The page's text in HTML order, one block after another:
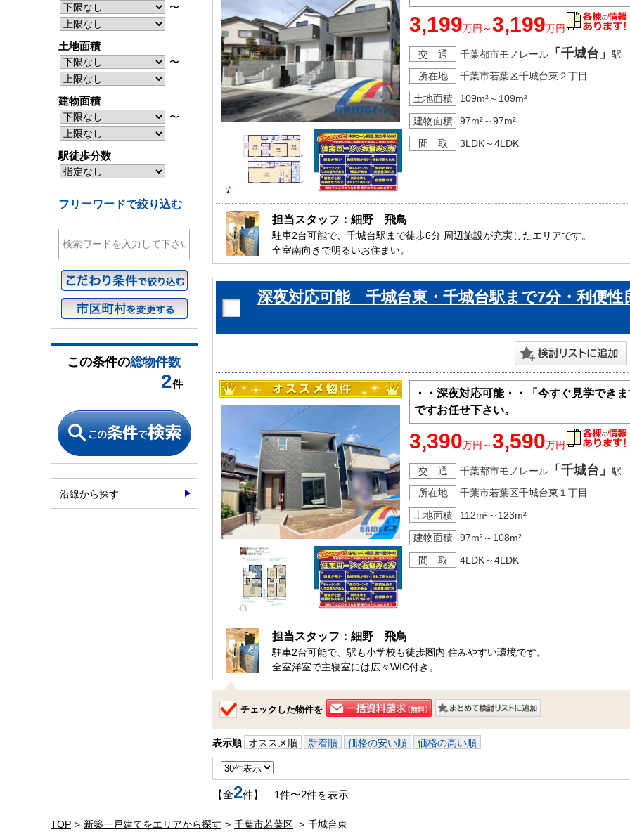
3,199万円～3,199万円
交 通 千葉都市モノレール 「千城台」駅
所在地
千葉市若葉区千城台東２丁目
土地面積
109m²～109m²
建物面積
97m²～97m²
間 取
3LDK～4LDK
担当スタッフ：細野　飛鳥
駐車2台可能で、千城台駅まで徒歩6分 周辺施設が充実したエリアです。
全室南向きで明るいお住まい。
リビング収納、2WIC付きで嬉しいスペース付きです。
是非、千葉市内で新築一戸建てをお探しの方はお気軽にお問い合わせ下さい。
お待ちしております。
深夜対応可能 千城台東・千城台駅まで7分・利便性
・・深夜対応可能・・「今すぐ見学でき
ですお任せ下さい。
3,390万円～3,590万円
交 通 千葉都市モノレール 「千城台」駅
所在地
千葉市若葉区千城台東１丁目
土地面積
112m²～123m²
建物面積
97m²～108m²
間 取
4LDK～4LDK
担当スタッフ：細野　飛鳥
駐車2台可能で、駅も小学校も徒歩圏内 住みやすい環境です。
全室洋室で主寝室には広々WIC付き。
また玄関ホール収納、リビング収納も付いています。
お待ちしております。
チェックした物件を
表示順 オススメ順 新着順 価格の安い順 価格の高い順
【全2件】 1件〜2件を表示
〜
土地面積
〜
建物面積
〜
駅徒歩分数
フリーワードで絞り込む
この条件の総物件数
2件
沿線から探す
TOP 新築一戸建てをエリアから探す 千葉市若葉区 千城台東